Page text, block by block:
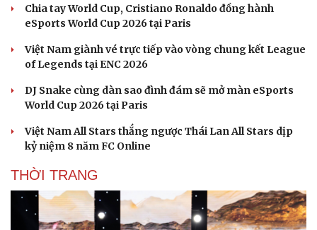
Chia tay World Cup, Cristiano Ronaldo đồng hành
eSports World Cup 2026 tại Paris
Việt Nam giành vé trực tiếp vào vòng chung kết League
of Legends tại ENC 2026
DJ Snake cùng dàn sao đình đám sẽ mở màn eSports
World Cup 2026 tại Paris
Việt Nam All Stars thắng ngược Thái Lan All Stars dịp
kỷ niệm 8 năm FC Online
THỜI TRANG